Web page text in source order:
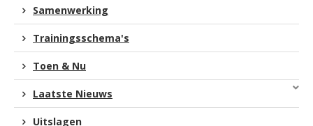
Samenwerking
Trainingsschema's
Toen & Nu
Laatste Nieuws
Uitslagen